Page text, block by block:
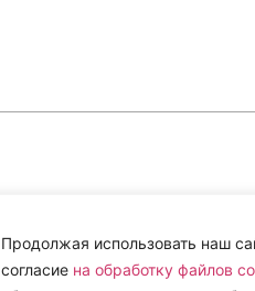
Продолжая использовать наш
согласие на обработку файлов